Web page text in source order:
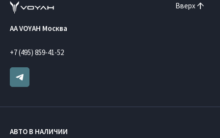
Вверх
AA VOYAH Москва
+7 (495) 859-41-52
АВТО В НАЛИЧИИ